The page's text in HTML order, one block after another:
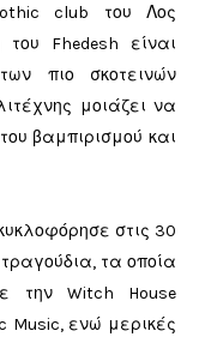
club του Λος
Fhedesh είναι
πιο σκοτεινών
μοιάζει να
βαμπιρισμού και
στις 30
τα οποία
την Witch House
Music, ενώ μερικές